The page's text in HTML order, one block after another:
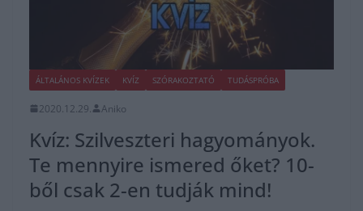
ÁLTALÁNOS KVÍZEK KVÍZ SZÓRAKOZTATÓ TUDÁSPRÓBA
2020.12.29. Aniko
Kvíz: Szilveszteri hagyományok.
Te mennyire ismered őket? 10-
ből csak 2-en tudják mind!